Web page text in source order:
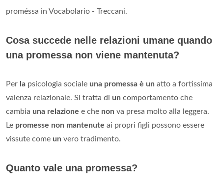
proméssa in Vocabolario - Treccani.
Cosa succede nelle relazioni umane quando
una promessa non viene mantenuta?
Per la psicologia sociale una promessa è un atto a fortissima
valenza relazionale. Si tratta di un comportamento che
cambia una relazione e che non va presa molto alla leggera.
Le promesse non mantenute ai propri figli possono essere
vissute come un vero tradimento.
Quanto vale una promessa?